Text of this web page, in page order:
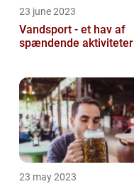
23 june 2023
Vandsport - et hav af
spændende aktiviteter
23 may 2023